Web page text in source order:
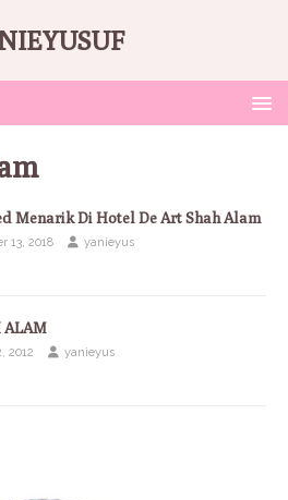
Menarik Di Hotel De Art Shah Alam
13, 2018 yanieyus
ALAM
2012 yanieyus